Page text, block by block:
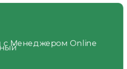
с Менеджером Online